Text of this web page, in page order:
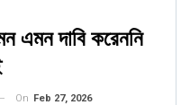
এমন দাবি করেননি
On Feb 27, 2026